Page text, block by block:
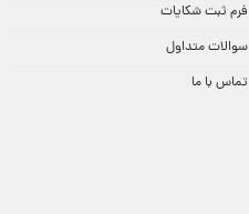
فرم ثبت شکایات
سوالات متداول
تماس با ما